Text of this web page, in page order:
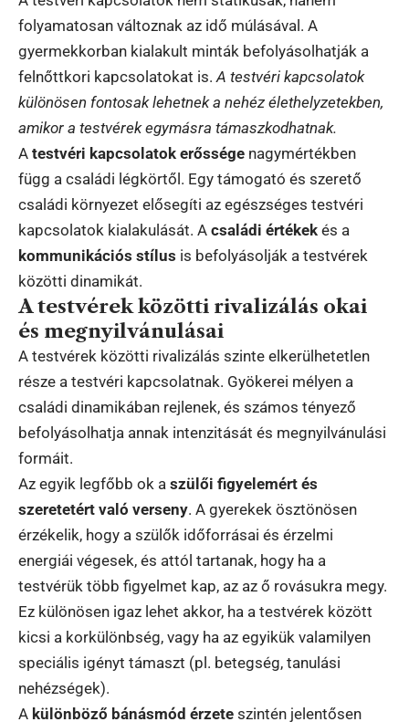
folyamatosan változnak az idő múlásával. A
gyermekkorban kialakult minták befolyásolhatják a
felnőttkori kapcsolatokat is. A testvéri kapcsolatok
különösen fontosak lehetnek a nehéz élethelyzetekben,
amikor a testvérek egymásra támaszkodhatnak.
A testvéri kapcsolatok erőssége nagymértékben
függ a családi légkörtől. Egy támogató és szerető
családi környezet elősegíti az egészséges testvéri
kapcsolatok kialakulását. A családi értékek és a
kommunikációs stílus is befolyásolják a testvérek
közötti dinamikát.
A testvérek közötti rivalizálás okai
és megnyilvánulásai
A testvérek közötti rivalizálás szinte elkerülhetetlen
része a testvéri kapcsolatnak. Gyökerei mélyen a
családi dinamikában rejlenek, és számos tényező
befolyásolhatja annak intenzitását és megnyilvánulási
formáit.
Az egyik legfőbb ok a szülői figyelemért és
szeretetért való verseny. A gyerekek ösztönösen
érzékelik, hogy a szülők időforrásai és érzelmi
energiái végesek, és attól tartanak, hogy ha a
testvérük több figyelmet kap, az az ő rovásukra megy.
Ez különösen igaz lehet akkor, ha a testvérek között
kicsi a korkülönbség, vagy ha az egyikük valamilyen
speciális igényt támaszt (pl. betegség, tanulási
nehézségek).
A különböző bánásmód érzete szintén jelentősen